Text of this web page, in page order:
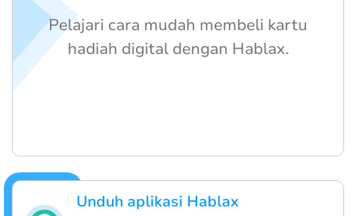
Unduh aplikasi Hablax
Pelajari cara mudah membeli kartu
hadiah digital dengan Hablax.